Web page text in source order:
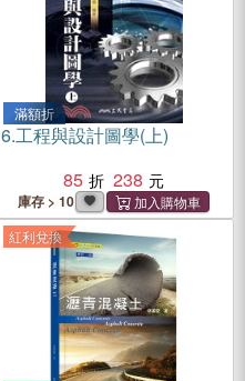
滿額折
6.工程與設計圖學(上)
85
238
庫存 > 10
紅利兌換